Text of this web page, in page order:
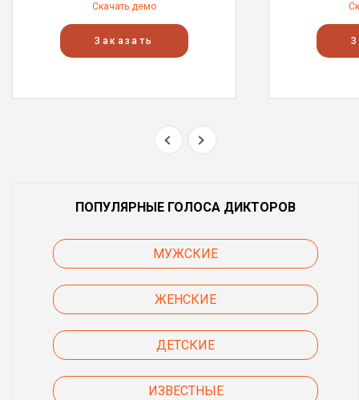
Скачать демо
Заказать
ПОПУЛЯРНЫЕ ГОЛОСА ДИКТОРОВ
МУЖСКИЕ
ЖЕНСКИЕ
ДЕТСКИЕ
ИЗВЕСТНЫЕ